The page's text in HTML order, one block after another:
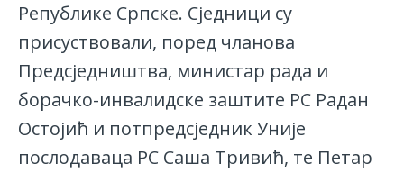
Републике Српске. Сједници су
присуствовали, поред чланова
Предсједништва, министар рада и
борачко-инвалидске заштите РС Радан
Остојић и потпредсједник Уније
послодаваца РС Саша Тривић, те Петар